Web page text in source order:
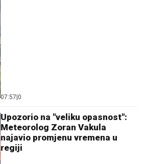
07:57 0
Upozorio na "veliku opasnost":
Meteorolog Zoran Vakula
najavio promjenu vremena u
regiji